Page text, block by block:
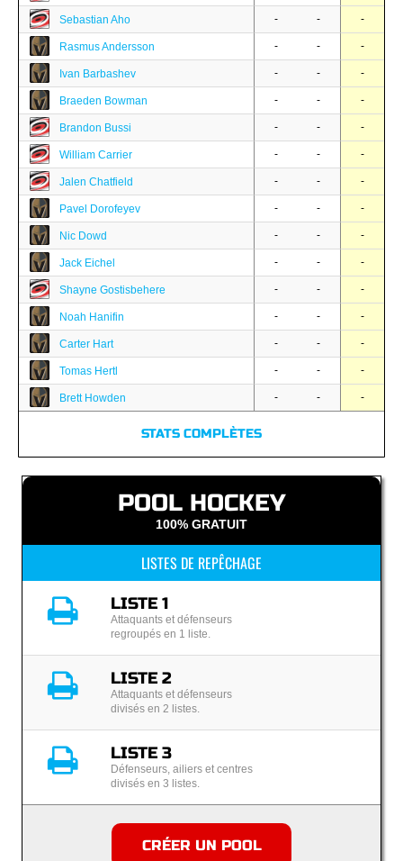
Sebastian Aho - - -
Rasmus Andersson - - -
Ivan Barbashev - - -
Braeden Bowman - - -
Brandon Bussi - - -
William Carrier - - -
Jalen Chatfield - - -
Pavel Dorofeyev - - -
Nic Dowd - - -
Jack Eichel - - -
Shayne Gostisbehere - - -
Noah Hanifin - - -
Carter Hart - - -
Tomas Hertl - - -
Brett Howden - - -
STATS COMPLÈTES
POOL HOCKEY
100% GRATUIT
LISTES DE REPÊCHAGE
LISTE 1
Attaquants et défenseurs
regroupés en 1 liste.
LISTE 2
Attaquants et défenseurs
divisés en 2 listes.
LISTE 3
Défenseurs, ailiers et centres
divisés en 3 listes.
CRÉER UN POOL